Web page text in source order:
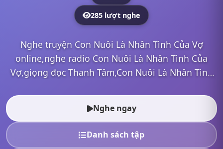
285 lượt nghe
Nghe truyện Con Nuôi Là Nhân Tình Của Vợ
online,nghe radio Con Nuôi Là Nhân Tình Của
Vợ,giọng đọc Thanh Tâm,Con Nuôi Là Nhân Tình
Nghe ngay
Danh sách tập